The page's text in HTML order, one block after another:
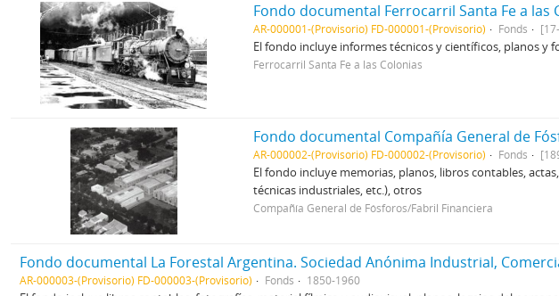
Fondo documental Ferrocarril Santa Fe a las
AR-000001-(Provisorio) FD-000001-(Provisorio) Fonds
El fondo incluye informes técnicos y científicos, planos y
Ferrocarril Santa Fe a las Colonias
Fondo documental Compañía General de
AR-000002-(Provisorio) FD-000002-(Provisorio) Fonds
El fondo incluye memorias, planos, libros contables,
técnicas industriales, etc.), otros
Compañía General de Fósforos/Fabril Financiera
Fondo documental La Forestal Argentina. Sociedad Anónima Industrial,
AR-000003-(Provisorio) FD-000003-(Provisorio) Fonds 1850-1960